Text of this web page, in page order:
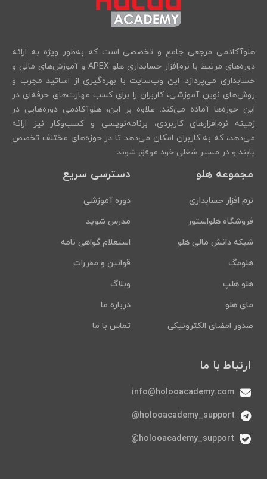
هلوآکادمی مرجعی جامع و تخصصی است که به‌طور ویژه به ارائه
دوره‌های مرتبط با نرم‌افزار حسابداری هلو APEX و آموزش‌های مالی و
حسابداری می‌پردازد. این وب‌سایت با بهره‌گیری از اساتید مجرب و
روش‌های نوین آموزشی، کاربران را برای کسب مهارت‌های حرفه‌ای در
این حوزه‌ها آماده می‌کند. علاوه بر این، هلوآکادمی دوره‌هایی در
زمینه نرم‌افزارهای کاربردی، برنامه‌نویسی و کسب‌وکار نیز ارائه
می‌دهد، که به کاربران امکان می‌دهد تا در حوزه‌های مختلف تخصص
یابند و در مسیر شغلی خود موفق شوند.
مجموعه هلو
نرم افزار حسابداری
فروشگاه هلواستور
شبکه دانش مالی هلو
هلومگ
هلو هلپ
مای هلو
صدور امضای الکترونیکی
دسترسی سریع
دوره آموزشی
مدرس شوید
استعلام گواهی نامه
قوانین و مقررات
وبلاگ
درباره ما
تماس با ما
ارتباط با ما
info@holooacademy.com
holooacademy_support@
holooacademy_support@